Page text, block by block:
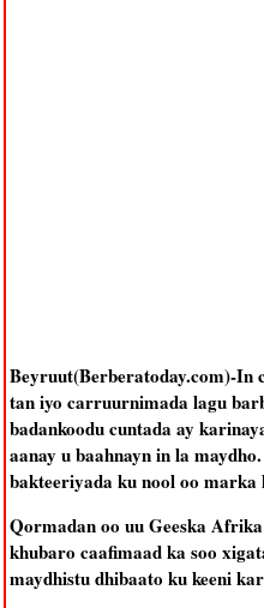
Beyruut(Berberatoday.com)-In
tan iyo carruurnimada lagu
badankoodu cuntada ay
aanay u baahnayn in la
bakteeriyada ku nool oo marka
Qormadan oo uu Geeska
khubaro caafimaad ka soo
maydhistu dhibaato ku keeni